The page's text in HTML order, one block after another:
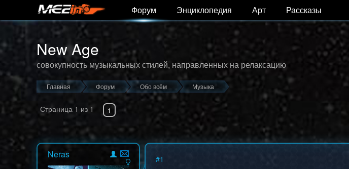
Форум Энциклопедия Арт Рассказы
New Age
совокупность музыкальных стилей, направленных на релаксацию
Главная Форум Обо всём Музыка
Страница 1 из 1 1
Neras #1